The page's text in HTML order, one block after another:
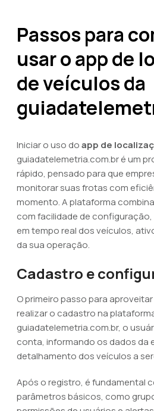
Passos para
usar o app de
de veículos da
Iniciar o uso doapp de
guiadatelemetria.com.br é um
rápido, pensado para que
monitorar suas frotas com
momento. A plataforma
com facilidade de
em tempo real dos veículos,
da sua operação.
Cadastro e
O primeiro passo para
realizar o cadastro na
guiadatelemetria.com.br, o
conta, informando os dados da
detalhamento dos veículos a
Após o registro, é fundamental
parâmetros básicos, como